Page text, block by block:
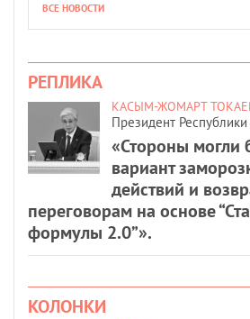
ВСЕ НОВОСТИ
РЕПЛИКА
КАСЫМ-ЖОМАРТ
Президент Республики
«Стороны могли
вариант
действий и
переговорам на основе
формулы 2.0”».
КОЛОНКИ